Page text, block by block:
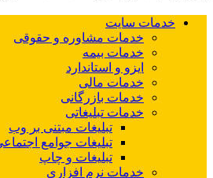
خدمات سایت
خدمات مشاوره و حقوقی
خدمات بیمه
ایزو و استاندارد
خدمات مالی
خدمات بازرگانی
خدمات تبلیغاتی
تبلیغات مبتنی بر وب
تبلیغات جوامع
تبلیغات و چاپ
خدمات نرم افزاری